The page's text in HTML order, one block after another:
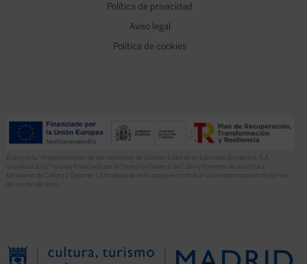
Política de privacidad
Aviso legal
Política de cookies
El proyecto “Implementación de herramientas de Gestión Editorial en Ediciones Encuentro, S.A.
anualidad 2022” ha sido financiado por la Dirección General del Libro y Fomento de la Lectura,
Ministerio de Cultura y Deporte. La finalidad de este apoyo es contribuir a la modernización de pymes
del sector del libro.